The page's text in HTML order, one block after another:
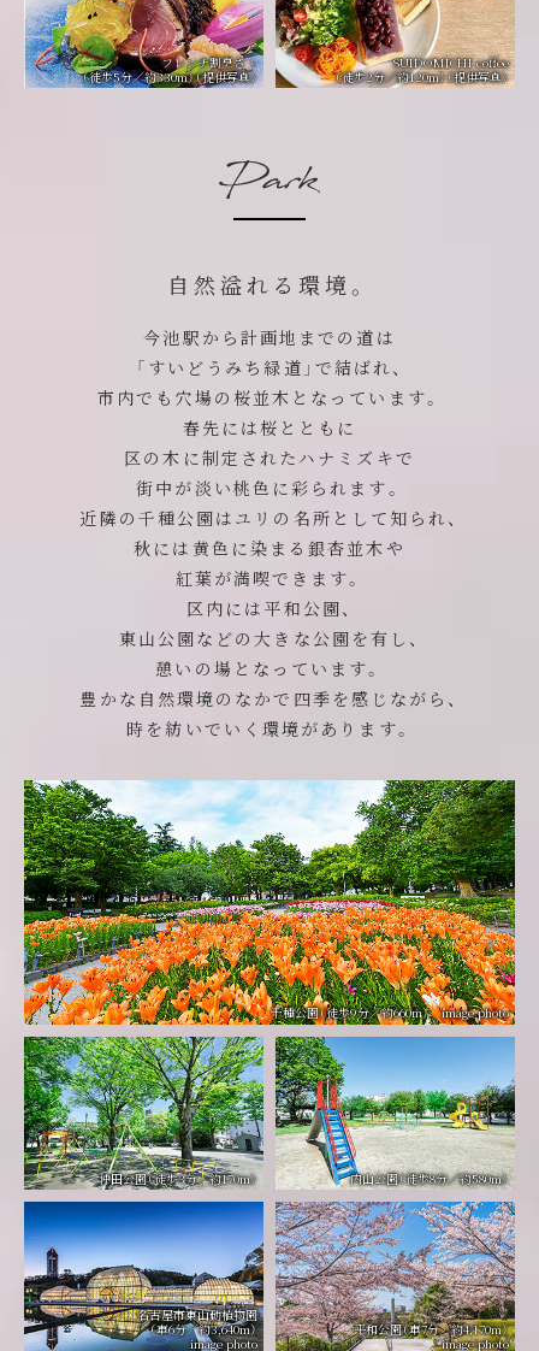
フレンチ割烹さゝ
（徒歩5分／約330m）（提供写真）
SUIDOMICHI coffee
（徒歩2分／約120m）（提供写真）
自然溢れる環境。
今池駅から計画地までの道は
「すいどうみち緑道」で結ばれ、
市内でも穴場の桜並木となっています。
春先には桜とともに
区の木に制定された ハナミズキで
街中が淡い桃色に彩られます。
近隣の千種公園はユリの名所として知られ、
秋には黄色に染まる銀杏並木や
紅葉が満喫できます。
区内には平和公園、
東山公園などの大きな公園を有し、
憩いの場となっています。
豊かな自然環境のなかで四季を感じながら、
時を紡いでいく環境があります。
千種公園（徒歩9分／約660m） image photo
仲田公園（徒歩3分／約170m） 内山公園（徒歩8分／約580m）
名古屋市東山動植物園
（車6分／約3,640m）
image photo
平和公園（車7分／約4,170m）
image photo